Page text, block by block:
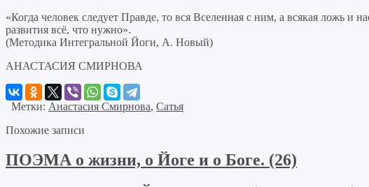
«Когда человек следует Правде, то вся Вселенная с ним, а всякая ложь и
развития всё, что нужно».
(Методика Интегральной Йоги, А. Новый)
АНАСТАСИЯ СМИРНОВА
Метки: Анастасия Смирнова, Сатья
Похожие записи
ПОЭМА о жизни, о Йоге и о Боге. (26)